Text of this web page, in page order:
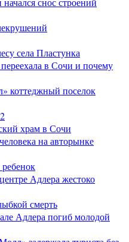
села Пластунка
в Сочи и почему
коттеджный поселок
храм в Сочи
на авторынке
Адлера жестоко
смерть
Адлера погиб молодой